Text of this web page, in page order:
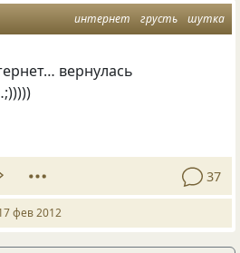
интернет грусть шутка
вернулась
37
фев 2012